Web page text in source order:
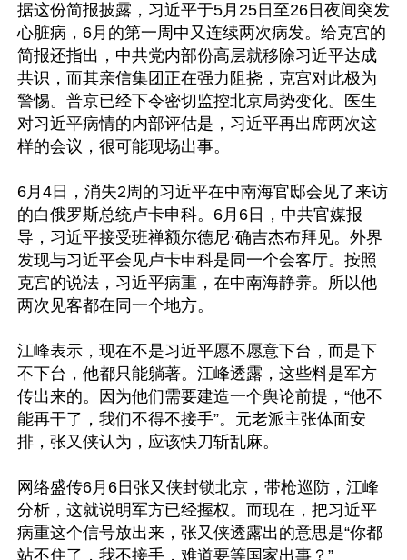
据这份简报披露，习近平于5月25日至26日夜间突发
心脏病，6月的第一周中又连续两次病发。给克宫的
简报还指出，中共党内部份高层就移除习近平达成
共识，而其亲信集团正在强力阻挠，克宫对此极为
警惕。普京已经下令密切监控北京局势变化。医生
对习近平病情的内部评估是，习近平再出席两次这
样的会议，很可能现场出事。
6月4日，消失2周的习近平在中南海官邸会见了来访
的白俄罗斯总统卢卡申科。6月6日，中共官媒报
导，习近平接受班禅额尔德尼·确吉杰布拜见。外界
发现与习近平会见卢卡申科是同一个会客厅。按照
克宫的说法，习近平病重，在中南海静养。所以他
两次见客都在同一个地方。
江峰表示，现在不是习近平愿不愿意下台，而是下
不下台，他都只能躺著。江峰透露，这些料是军方
传出来的。因为他们需要建造一个舆论前提，“他不
能再干了，我们不得不接手”。元老派主张体面安
排，张又侠认为，应该快刀斩乱麻。
网络盛传6月6日张又侠封锁北京，带枪巡防，江峰
分析，这就说明军方已经握权。而现在，把习近平
病重这个信号放出来，张又侠透露出的意思是“你都
站不住了，我不接手，难道要等国家出事？”